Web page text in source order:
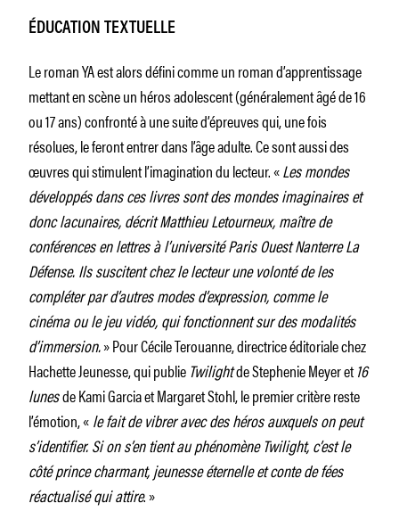
ÉDUCATION TEXTUELLE
Le roman YA est alors défini comme un roman d’apprentissage
mettant en scène un héros adolescent (généralement âgé de 16
ou 17 ans) confronté à une suite d’épreuves qui, une fois
résolues, le feront entrer dans l’âge adulte. Ce sont aussi des
œuvres qui stimulent l’imagination du lecteur. «Les mondes
développés dans ces livres sont des mondes imaginaires et
donc lacunaires, décrit Matthieu Letourneux, maître de
conférences en lettres à l’université Paris Ouest Nanterre La
Défense. Ils suscitent chez le lecteur une volonté de les
compléter par d’autres modes d’expression, comme le
cinéma ou le jeu vidéo, qui fonctionnent sur des modalités
d’immersion.» Pour Cécile Terouanne, directrice éditoriale chez
Hachette Jeunesse, qui publie Twilightde Stephenie Meyer et16
lunesde Kami Garcia et Margaret Stohl, le premier critère reste
l’émotion, «le fait de vibrer avec des héros auxquels on peut
s’identifier. Si on s’en tient au phénomène Twilight, c’est le
côté prince charmant, jeunesse éternelle et conte de fées
réactualisé qui attire. »